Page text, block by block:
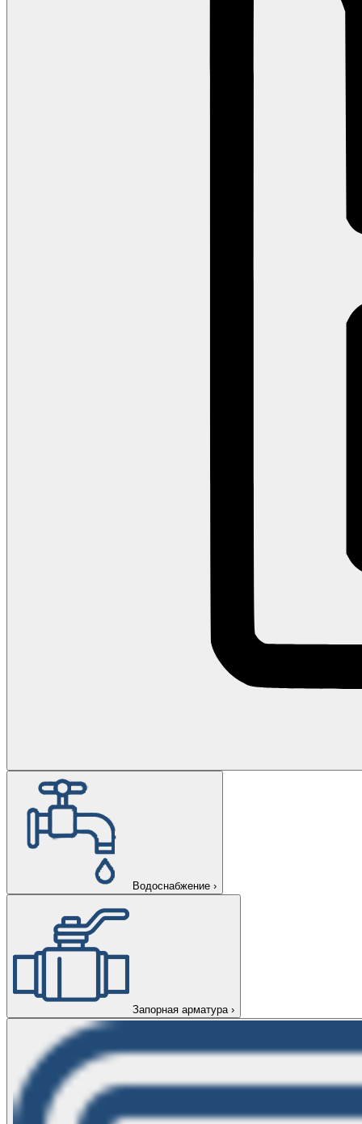
Водоснабжение ›
Запорная арматура ›